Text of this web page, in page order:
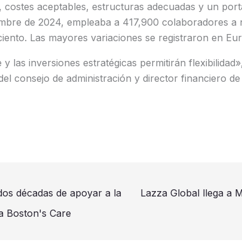
aceptables, estructuras adecuadas y un
de 2024, empleaba a 417,900 colaboradores a
Las mayores variaciones se registraron en
y las inversiones estratégicas permitirán
consejo de administración y director financiero
décadas de apoyar a la
Boston's Care
Lazza Global llega a